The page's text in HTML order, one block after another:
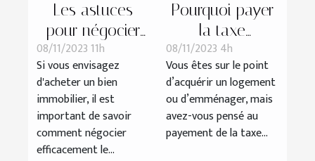
Les astuces
pour négocier
efficacement le
prix de votre
futur bien
immobilier
08/11/2023 11h
Si vous envisagez
d'acheter un bien
immobilier, il est
important de savoir
comment négocier
efficacement le...
Pourquoi payer
la taxe
immobilière ?
08/11/2023 4h
Vous êtes sur le point
d’acquérir un logement
ou d’emménager, mais
avez-vous pensé au
payement de la taxe...